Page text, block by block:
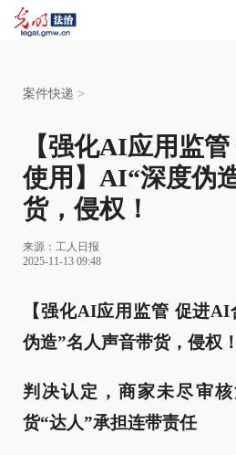
案件快递 >
【强化AI应用监
使用】AI“深度伪
货，侵权！
来源： 工人日报
2025-11-13 09:48
【强化AI应用监管 促进
伪造”名人声音带货，侵权！
判决认定，商家未尽审
货“达人”承担连带责任